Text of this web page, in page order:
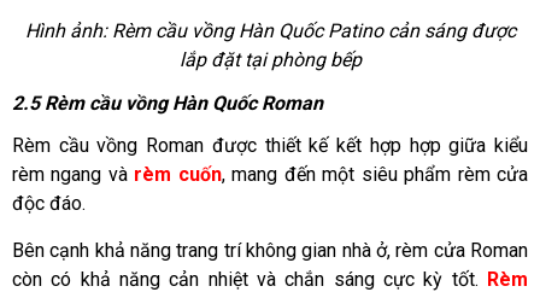
Hình ảnh: Rèm cầu vồng Hàn Quốc Patino cản sáng được
lắp đặt tại phòng bếp
2.5 Rèm cầu vồng Hàn Quốc Roman
Rèm cầu vồng Roman được thiết kế kết hợp hợp giữa kiểu
rèm ngang và rèm cuốn, mang đến một siêu phẩm rèm cửa
độc đáo.
Bên cạnh khả năng trang trí không gian nhà ở, rèm cửa Roman
còn có khả năng cản nhiệt và chắn sáng cực kỳ tốt. Rèm